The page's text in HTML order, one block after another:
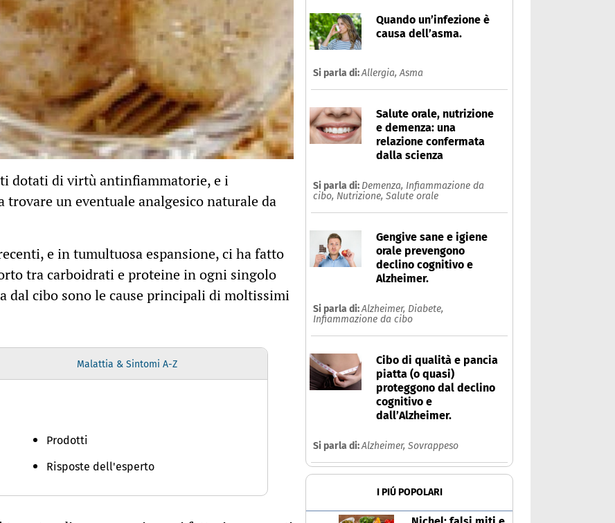
dotati di virtù antinfiammatorie, e i
un eventuale analgesico naturale da
e in tumultuosa espansione, ci ha fatto
tra carboidrati e proteine in ogni singolo
dal cibo sono le cause principali di moltissimi
Malattia & Sintomi A-Z
Prodotti
Risposte dell'esperto
Quando un’infezione è
causa dell’asma.
Si parla di:Allergia,Asma
Salute orale, nutrizione
e demenza: una
relazione confermata
dalla scienza
Si parla di: Demenza, Infiammazione da
cibo, Nutrizione, Salute orale
Gengive sane e igiene
orale prevengono
declino cognitivo e
Alzheimer.
Si parla di:Alzheimer, Diabete,
Infiammazione da cibo
Cibo di qualità e pancia
piatta (o quasi)
proteggono dal declino
cognitivo e
dall’Alzheimer.
Si parla di:Alzheimer, Sovrappeso
I PIÚ POPOLARI